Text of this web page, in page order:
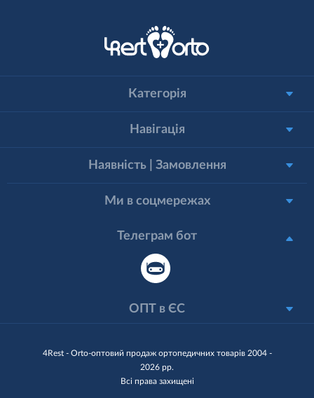
4Rest - Orto-оптовий продаж ортопедичних товарів 2004 -
2026 рр.
Всі права захищені
Категорія
Навігація
Наявність | Замовлення
Ми в соцмережах
Телеграм бот
ОПТ в ЄС